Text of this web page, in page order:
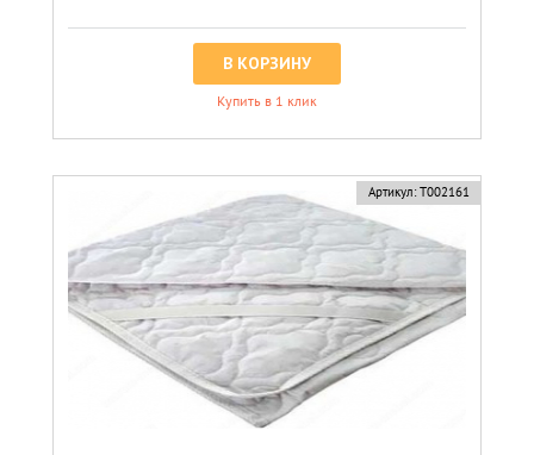
В КОРЗИНУ
Купить в 1 клик
Артикул: Т002161